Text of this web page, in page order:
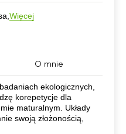
Więcej
O mnie
ekologicznych,
korepetycje dla
maturalnym. Układy
swoją złożonością,